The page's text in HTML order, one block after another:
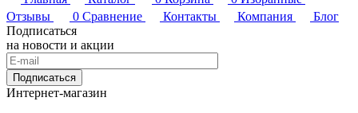
Отзывы
0 Сравнение Контакты Компания
Блог
Подписаться
на новости и акции
Подписаться
Интернет-магазин